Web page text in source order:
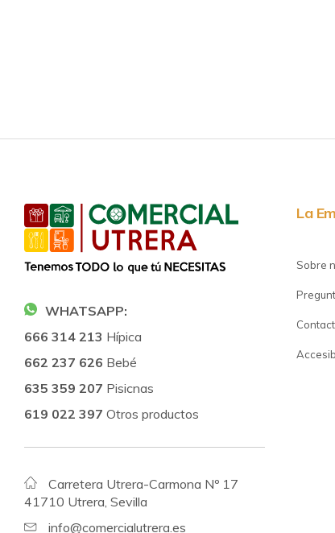
WHATSAPP:
666 314 213 Hípica
662 237 626 Bebé
635 359 207 Pisicnas
619 022 397 Otros productos
Carretera Utrera-Carmona Nº 17
41710 Utrera, Sevilla
info@comercialutrera.es
La
Sobre